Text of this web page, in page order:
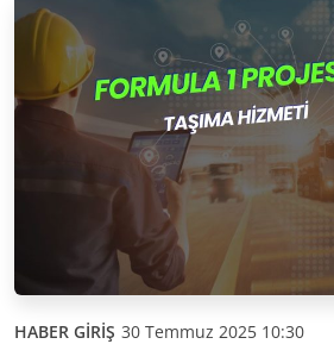
HABER GİRİŞ 30 Temmuz 2025 10:30